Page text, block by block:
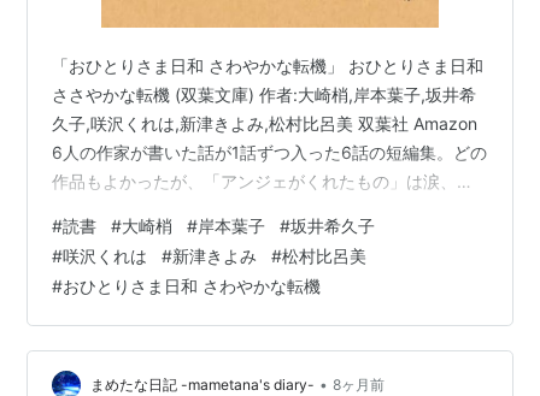
「おひとりさま日和 さわやかな転機」 おひとりさま日和
ささやかな転機 (双葉文庫) 作者:大崎梢,岸本葉子,坂井希
久子,咲沢くれは,新津きよみ,松村比呂美 双葉社 Amazon
6人の作家が書いた話が1話ずつ入った6話の短編集。どの
作品もよかったが、「アンジェがくれたもの」は涙、
った。
#読書 #大崎梢 #岸本葉子 #坂井希久子
#咲沢くれは #新津きよみ #松村比呂美
#おひとりさま日和 さわやかな転機
まめたな日記 -mametana's diary- • 8ヶ月前